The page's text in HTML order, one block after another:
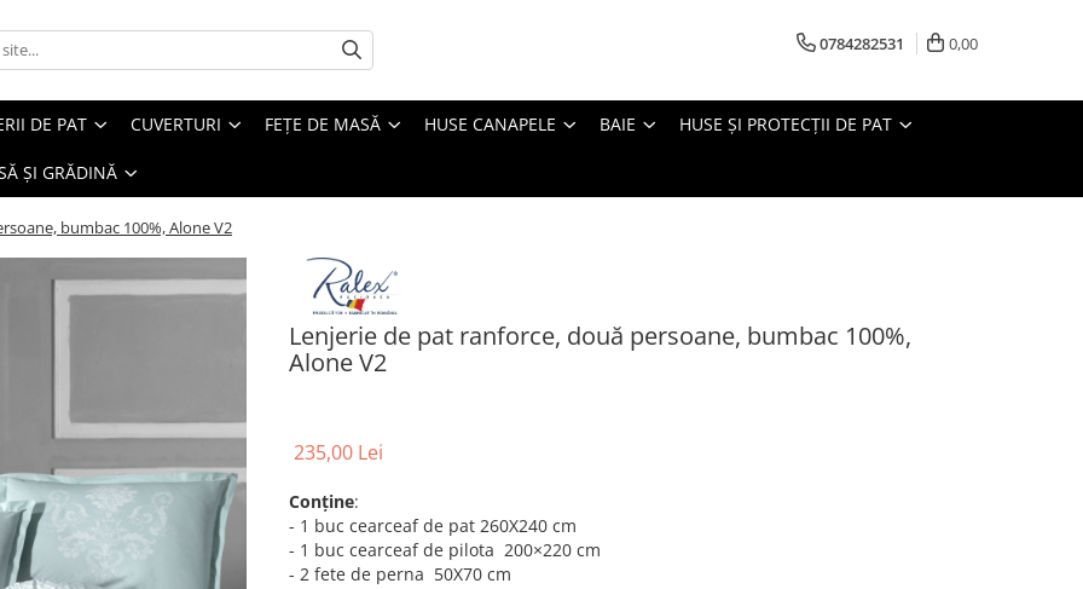
0784282531 0,00
DE PAT CUVERTURI FEȚE DE MASĂ HUSE CANAPELE BAIE HUSE ȘI PROTECȚII DE PAT
ȘI GRĂDINĂ
bumbac 100%, Alone V2
Lenjerie de pat ranforce, două persoane, bumbac 100%,
Alone V2
235,00 Lei
Conține:
- 1 buc cearceaf de pat 260X240 cm
- 1 buc cearceaf de pilota 200×220 cm
- 2 fete de perna 50X70 cm